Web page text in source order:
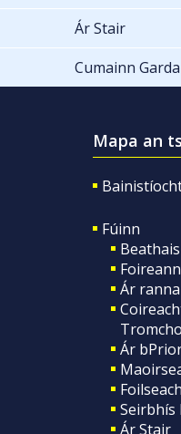
Ár Stair
Cumainn Garda
Mapa an
Fúinn
Ár ranna
Ár
Seirbhís
Ár Stair